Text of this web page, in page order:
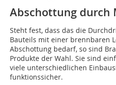
Abschottung durch
Steht fest, dass das die
Bauteils mit einer brennbaren
Abschottung bedarf, so sind
Produkte der Wahl. Sie sind
viele unterschiedlichen
funktionssicher.